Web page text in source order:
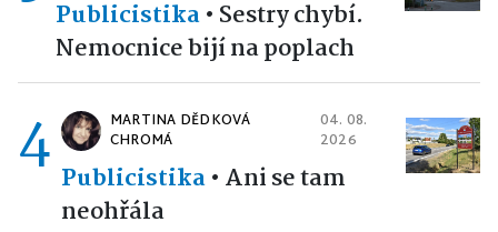
Publicistika• Sestry chybí.
Nemocnice bijí na poplach
4
MARTINA DĚDKOVÁ
CHROMÁ
04. 08.
2026
Publicistika• Ani se tam
neohřála